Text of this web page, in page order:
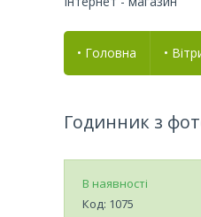
• Головна •
Годинник з
В наявності
Код: 1075